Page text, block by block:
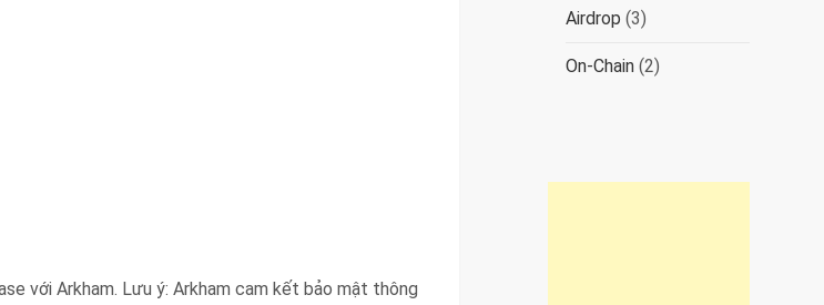
với Arkham. Lưu ý: Arkham cam kết bảo mật thông
Airdrop (3)
On-Chain (2)